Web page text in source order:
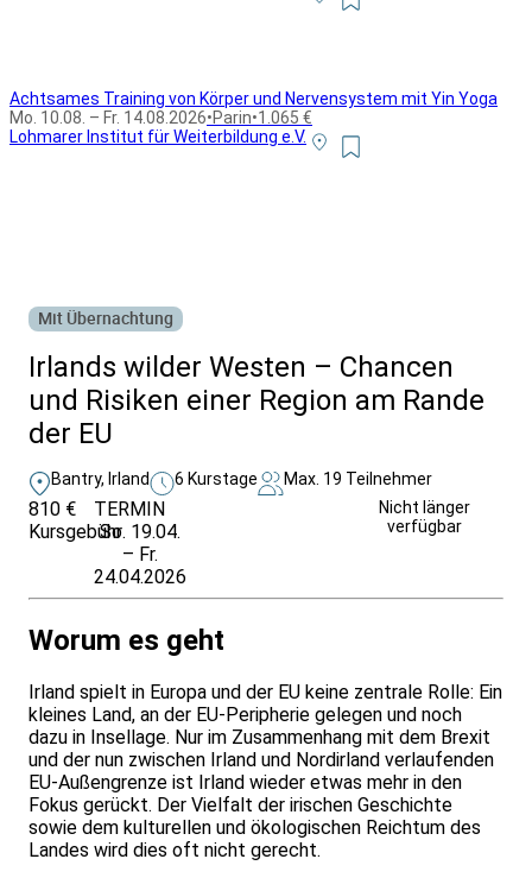
Achtsames Training von Körper und Nervensystem mit Yin Yoga
Mo. 10.08. – Fr. 14.08.2026•Parin•1.065 €
Lohmarer Institut für Weiterbildung e.V.
Mit Übernachtung
Irlands wilder Westen – Chancen
und Risiken einer Region am Rande
der EU
Bantry, Irland 6 Kurstage Max. 19 Teilnehmer
810 €
Kursgebühr
TERMIN
So. 19.04.
– Fr.
24.04.2026
Nicht länger
verfügbar
Worum es geht
Irland spielt in Europa und der EU keine zentrale Rolle: Ein
kleines Land, an der EU-Peripherie gelegen und noch
dazu in Insellage. Nur im Zusammenhang mit dem Brexit
und der nun zwischen Irland und Nordirland verlaufenden
EU-Außengrenze ist Irland wieder etwas mehr in den
Fokus gerückt. Der Vielfalt der irischen Geschichte
sowie dem kulturellen und ökologischen Reichtum des
Landes wird dies oft nicht gerecht.